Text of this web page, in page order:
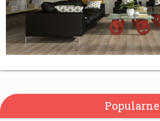
Popularne